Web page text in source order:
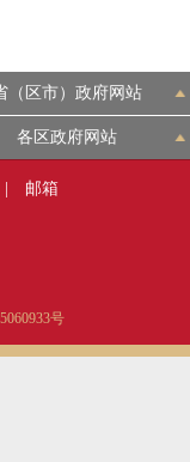
（区市）政府网站
各区政府网站
邮箱
号